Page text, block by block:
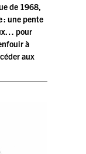
de 1968,
: une pente
pour
à
aux